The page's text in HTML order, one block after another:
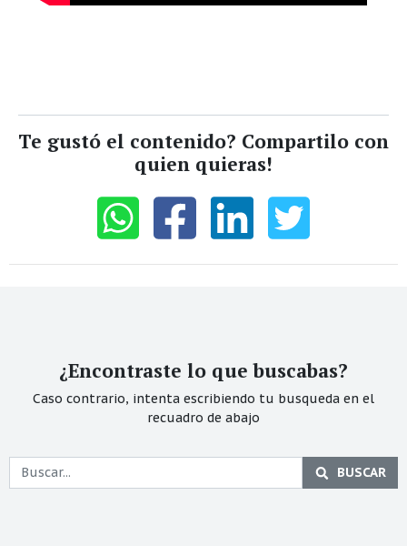
Te gustó el contenido? Compartilo con
quien quieras!
¿Encontraste lo que buscabas?
Caso contrario, intenta escribiendo tu busqueda en el
recuadro de abajo
BUSCAR